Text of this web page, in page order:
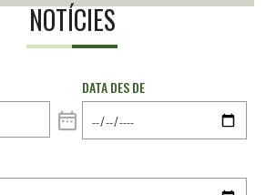
NOTÍCIES
DATA DES DE